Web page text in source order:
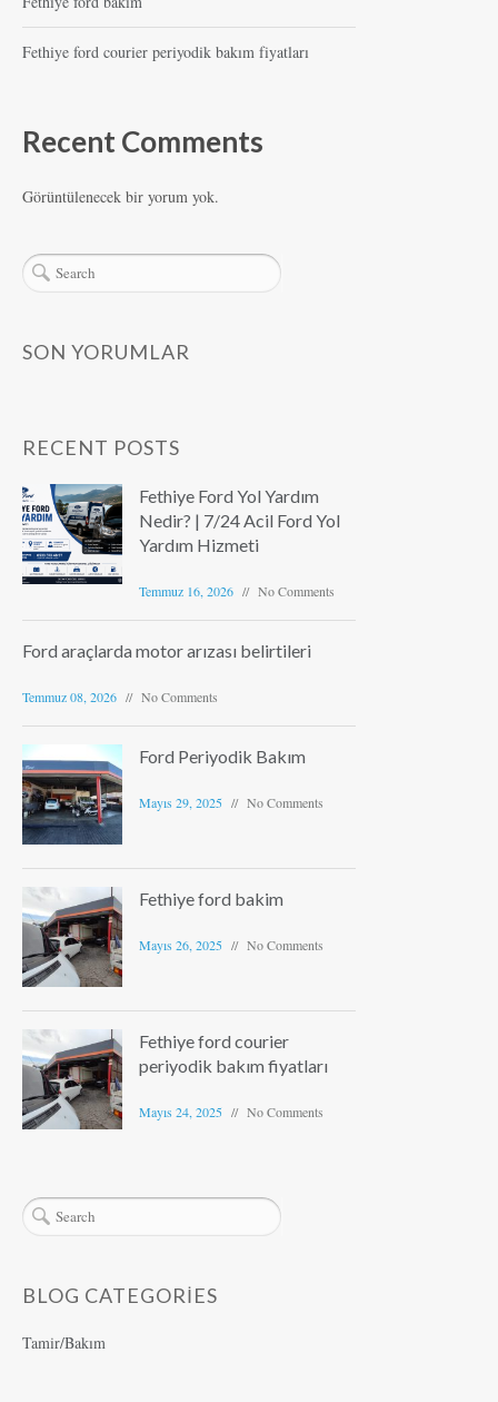
Fethiye ford courier periyodik bakım fiyatları
Recent Comments
Görüntülenecek bir yorum yok.
SON YORUMLAR
RECENT POSTS
Fethiye Ford Yol Yardım
Nedir? | 7/24 Acil Ford Yol
Yardım Hizmeti
Temmuz 16, 2026 No Comments
Ford araçlarda motor arızası belirtileri
Temmuz 08, 2026 No Comments
Ford Periyodik Bakım
Mayıs 29, 2025 No Comments
Fethiye ford bakim
Mayıs 26, 2025 No Comments
Fethiye ford courier
periyodik bakım fiyatları
Mayıs 24, 2025 No Comments
BLOG CATEGORIES
Tamir/Bakım